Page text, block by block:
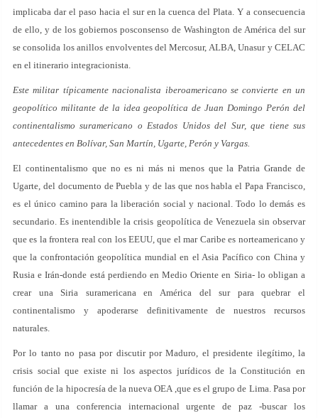
implicaba dar el paso hacia el sur en la cuenca del Plata. Y a consecuencia
de ello, y de los gobiernos posconsenso de Washington de América del sur
se consolida los anillos envolventes del Mercosur, ALBA, Unasur y CELAC
en el itinerario integracionista.
Este militar típicamente nacionalista iberoamericano se convierte en un
geopolítico militante de la idea geopolítica de Juan Domingo Perón del
continentalismo suramericano o Estados Unidos del Sur, que tiene sus
antecedentes en Bolívar, San Martín, Ugarte, Perón y Vargas.
El continentalismo que no es ni más ni menos que la Patria Grande de
Ugarte, del documento de Puebla y de las que nos habla el Papa Francisco,
es el único camino para la liberación social y nacional. Todo lo demás es
secundario. Es inentendible la crisis geopolítica de Venezuela sin observar
que es la frontera real con los EEUU, que el mar Caribe es norteamericano y
que la confrontación geopolítica mundial en el Asia Pacífico con China y
Rusia e Irán-donde está perdiendo en Medio Oriente en Siria- lo obligan a
crear una Siria suramericana en América del sur para quebrar el
continentalismo y apoderarse definitivamente de nuestros recursos
naturales.
Por lo tanto no pasa por discutir por Maduro, el presidente ilegítimo, la
crisis social que existe ni los aspectos jurídicos de la Constitución en
función de la hipocresía de la nueva OEA ,que es el grupo de Lima. Pasa por
llamar a una conferencia internacional urgente de paz -buscar los